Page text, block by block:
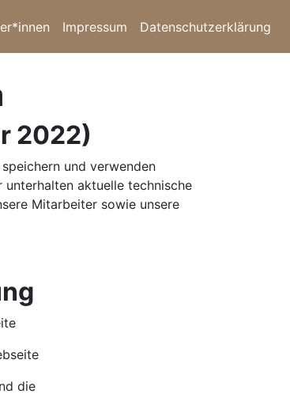
Impressum Datenschutzerklärung
2022)
und verwenden
unterhalten aktuelle technische
Mitarbeiter sowie unsere
die